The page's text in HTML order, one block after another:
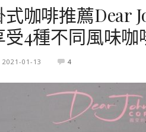
式咖啡推薦Dear
4種不同風味咖
2021-01-13 4